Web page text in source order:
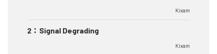
Kixam
2 ： Signal Degrading
Kixam